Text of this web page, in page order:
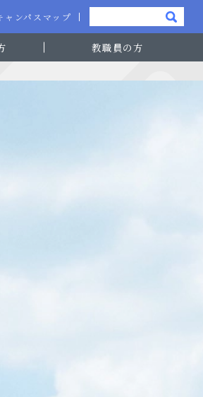
ャンパスマップ
教職員の方